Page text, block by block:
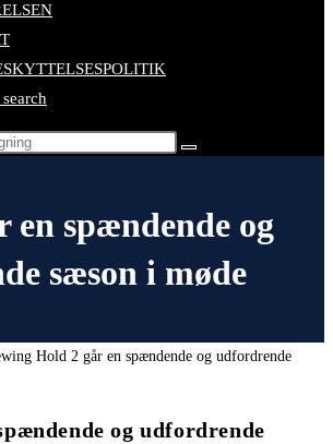
en spændende og
sæson i møde
og udfordrende